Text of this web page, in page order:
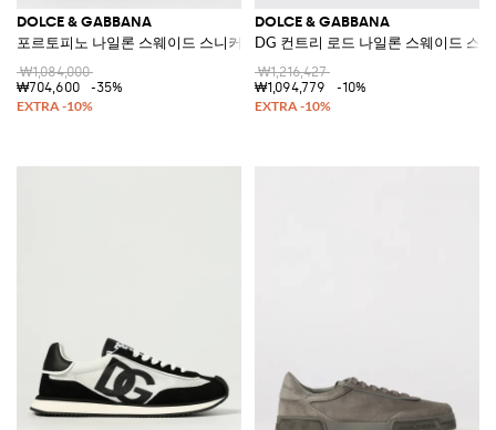
DOLCE & GABBANA
포르토피노 나일론 스웨이드 스니커즈
₩1,084,000
₩704,600
-35%
DOLCE & GABBANA
DG 컨트리 로드 나일론 스웨이드 스
₩1,216,427
₩1,094,779
-10%